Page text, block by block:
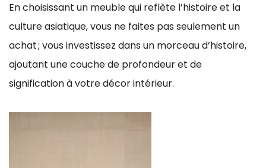
En choisissant un meuble qui reflète l’histoire et la
culture asiatique, vous ne faites pas seulement un
achat ; vous investissez dans un morceau d’histoire,
ajoutant une couche de profondeur et de
signification à votre décor intérieur.